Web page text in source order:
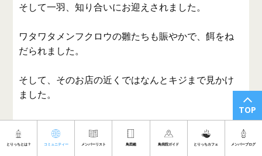
TOP
とりっちとは？ コミュニティー メンバーリスト 鳥図鑑 鳥病院ガイド とりっちカフェ メンバーブログ
そして一羽、知り合いにお迎えされました。
ワタワタメンフクロウの雛たちも賑やかで、餌をね
だられました。
そして、そのお店の近くではなんとキジまで見かけ
ました。
＞やっこさん
もんちゃんは換羽まっさかり、な上にぼうちゃんも